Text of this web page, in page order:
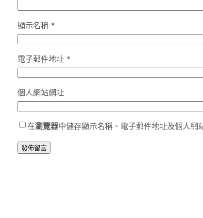
顯示名稱 *
電子郵件地址 *
個人網站網址
在瀏覽器中儲存顯示名稱、電子郵件地址及個人網